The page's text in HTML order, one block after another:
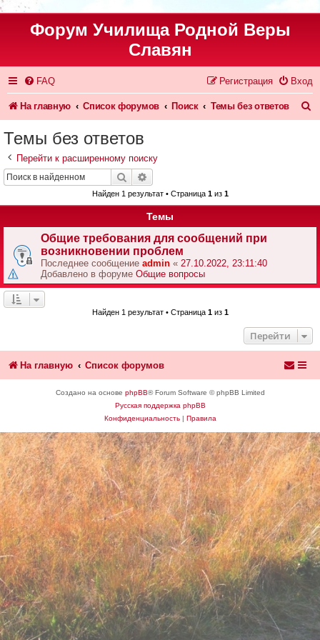
Форум Училища Родной Веры
Славян
FAQ Вход
Регистрация
На главную Список форумов Поиск Темы без ответов
Темы без ответов
Перейти к расширенному поиску
Поиск
Найден 1 результат • Страница 1из 1
Темы
Общие требования для сообщений при
возникновении проблем
Последнее сообщение admin « 27.10.2022, 23:11:40
Добавлено в форуме Общие вопросы
Найден 1 результат • Страница 1из 1
Перейти
На главную Список форумов
Создано на основе phpBB® Forum Software © phpBB Limited
Русская поддержка phpBB
Конфиденциальность| Правила